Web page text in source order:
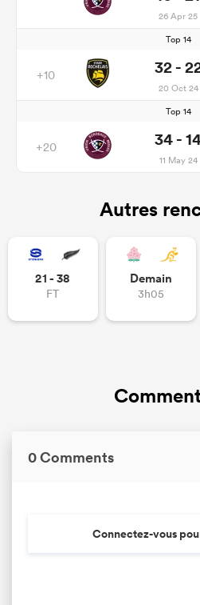
26 Apr 25
Top 14
+10 32 -
20 Oct 24
Top 14
+20 34 -
11 May 24
Autres
21 - 38
FT
Demain
3h05
0 Comments
Connectez-vous